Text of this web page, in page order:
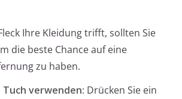
Ihre Kleidung trifft, sollten Sie
die beste Chance auf eine
zu haben.
Tuch verwenden: Drücken Sie ein